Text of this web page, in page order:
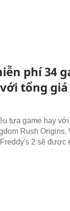
phí 34
tổng
tựa game hay
Rush Origins,
2 sẽ được